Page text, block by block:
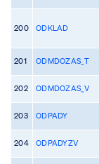
200 ODKLAD
201 ODMDOZAS_T
202 ODMDOZAS_V
203 ODPADY
204 ODPADYZV